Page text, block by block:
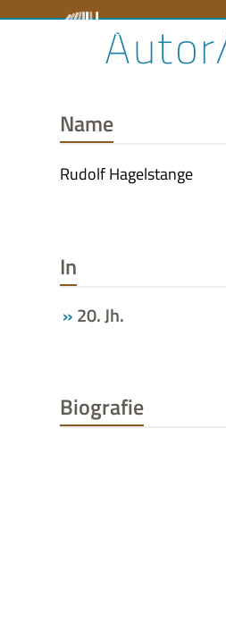
Literaturrat
Name
Rudolf Hagelstange
In
20. Jh.
Biografie